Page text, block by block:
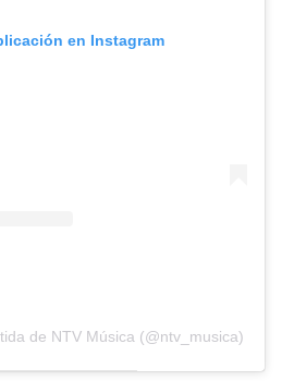
en Instagram
de NTV Música (@ntv_musica)